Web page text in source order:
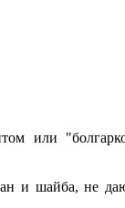
или
и шайба, не